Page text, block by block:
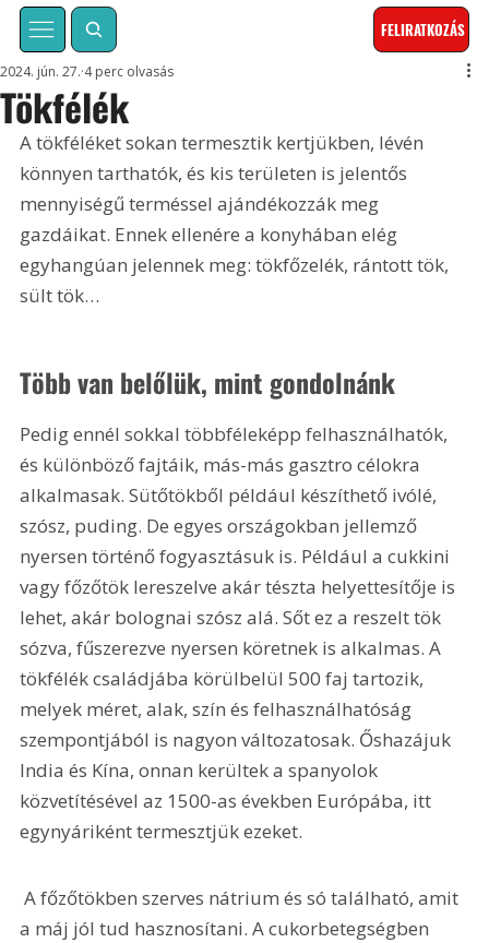
FELIRATKOZÁS
Tökfélék
2024. jún. 27. 4 perc olvasás
A tökféléket sokan termesztik kertjükben, lévén
könnyen tarthatók, és kis területen is jelentős
mennyiségű terméssel ajándékozzák meg
gazdáikat. Ennek ellenére a konyhában elég
egyhangúan jelennek meg: tökfőzelék, rántott tök,
sült tök…
Több van belőlük, mint gondolnánk
Pedig ennél sokkal többféleképp felhasználhatók,
és különböző fajtáik, más-más gasztro célokra
alkalmasak. Sütőtökből például készíthető ivólé,
szósz, puding. De egyes országokban jellemző
nyersen történő fogyasztásuk is. Például a cukkini
vagy főzőtök lereszelve akár tészta helyettesítője is
lehet, akár bolognai szósz alá. Sőt ez a reszelt tök
sózva, fűszerezve nyersen köretnek is alkalmas. A
tökfélék családjába körülbelül 500 faj tartozik,
melyek méret, alak, szín és felhasználhatóság
szempontjából is nagyon változatosak. Őshazájuk
India és Kína, onnan kerültek a spanyolok
közvetítésével az 1500-as években Európába, itt
egynyáriként termesztjük ezeket.
A főzőtökben szerves nátrium és só található, amit
a máj jól tud hasznosítani. A cukorbetegségben